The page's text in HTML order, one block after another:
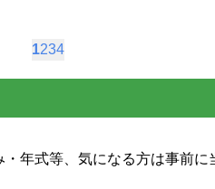
1234
年式等、気になる方は事前に